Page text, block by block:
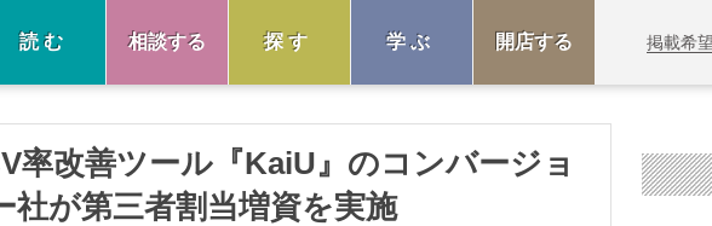
読む 相談する 探す 学ぶ 開店する 掲載希
率改善ツール『KaiU』のコンバージョ
社が第三者割当増資を実施